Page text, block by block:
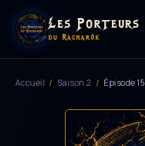
Les Porteurs
du Ragnarök
Accueil / Saison 2 / Épisode 15